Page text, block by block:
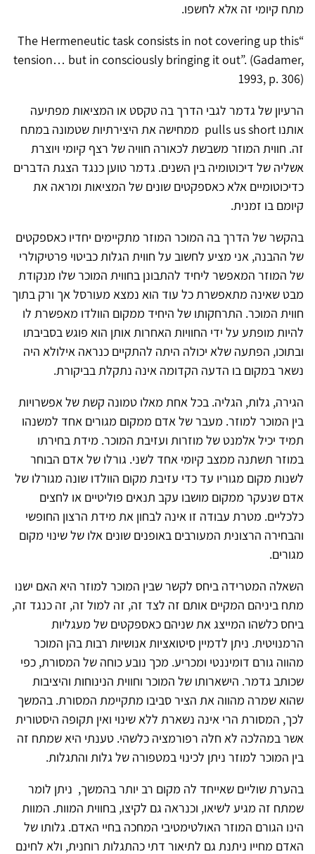
מתח קיומי זה אלא לחשפו.
“The Hermeneutic task consists in not covering up this
tension… but in consciously bringing it out”. (Gadamer,
1993, p. 306)
הרעיון של גדמר לגבי הדרך בה טקסט או המציאות מפתיעה
אותנו pulls us short ממחישה את היצירתיות שטמונה במתח
זה. חווית המוזר משבשת לכאורה חוויה של רצף קיומי ויוצרת
אשליה של דיכוטומיה בין השנים. גדמר טוען כנגד הצגת הדברים
כדיכוטומיים אלא כאספקטים שונים של המציאות ומראה את
קיומם בו זמנית.
בהקשר של הדרך בה המוכר המוזר מתקיימים יחדיו כאספקטים
של ההבנה, אני מציע לחשוב על חווית הגלות כביטוי פרטיקולרי
של המוזר המאפשר ליחיד להתבונן בחווית המוכר שלו מנקודת
מבט שאינה מתאפשרת כל עוד הוא נמצא מעורסל אך ורק בתוך
חווית המוכר. התרחקותו של היחיד ממקום הוולדו מאפשרת לו
להיות מופתע על ידי החוויות האחרות אותן הוא פוגש בסביבתו
ובתוכו, הפתעה שלא יכולה היתה להתקיים כנראה אילולא היה
נשאר במקום בו הדעה הקדומה אינה נתקלת בביקורת.
הגירה, גלות, הגליה. בכל אחת מאלו טמונה קשת של אפשרויות
בין המוכר למוזר. מעבר של אדם ממקום מגורים אחד למשנהו
תמיד יכיל אלמנט של מוזרות ועזיבת המוכר. מידת בחירתו
במוזר תשתנה ממצב קיומי אחד לשני. גורלו של אדם הבוחר
לשנות מקום מגוריו עד כדי עזיבת מקום הוולדו שונה מגורלו של
אדם שנעקר ממקום מושבו עקב תנאים פוליטיים או לחצים
כלכליים. מטרת עבודה זו אינה לבחון את מידת הרצון החופשי
והבחירה הרצונית המעורבים באופנים שונים אלו של שינוי מקום
מגורים.
השאלה המטרידה ביחס לקשר שבין המוכר למוזר היא האם ישנו
מתח ביניהם המקיים אותם זה לצד זה, זה למול זה, זה כנגד זה,
ביחס כלשהו המייצג את שניהם כאספקטים של מעגליות
הרמנויטית. ניתן לדמיין סיטואציות אנושיות רבות בהן המוכר
מהווה גורם דומיננטי ומכריע. מכך נובע כוחה של המסורת, כפי
שכותב גדמר. הישארותו של המוכר וחווית הנינוחות והיציבות
שהוא שמרה מהווה את הציר סביבו מתקיימת המסורת. בהמשך
לכך, המסורת הרי אינה נשארת ללא שינוי ואין תקופה היסטורית
אשר במהלכה לא חלה רפורמציה כלשהי. טענתי היא שמתח זה
בין המוכר למוזר ניתן לכינוי במטפורה של גלות והתגלות.
בהערת שוליים שאייחד לה מקום רב יותר בהמשך, ניתן לומר
שמתח זה מגיע לשיאו, וכנראה גם לקיצו, בחווית המוות. המוות
הינו הגורם המוזר האולטימטיבי המחכה בחיי האדם. גלותו של
האדם מחייו ניתנת גם לתיאור דתי כהתגלות רוחנית, ולא לחינם